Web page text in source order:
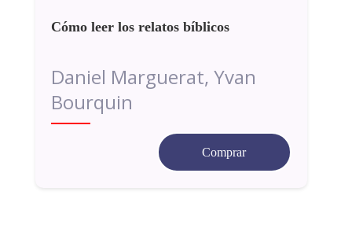
Cómo leer los relatos bíblicos
Daniel Marguerat, Yvan
Bourquin
Comprar